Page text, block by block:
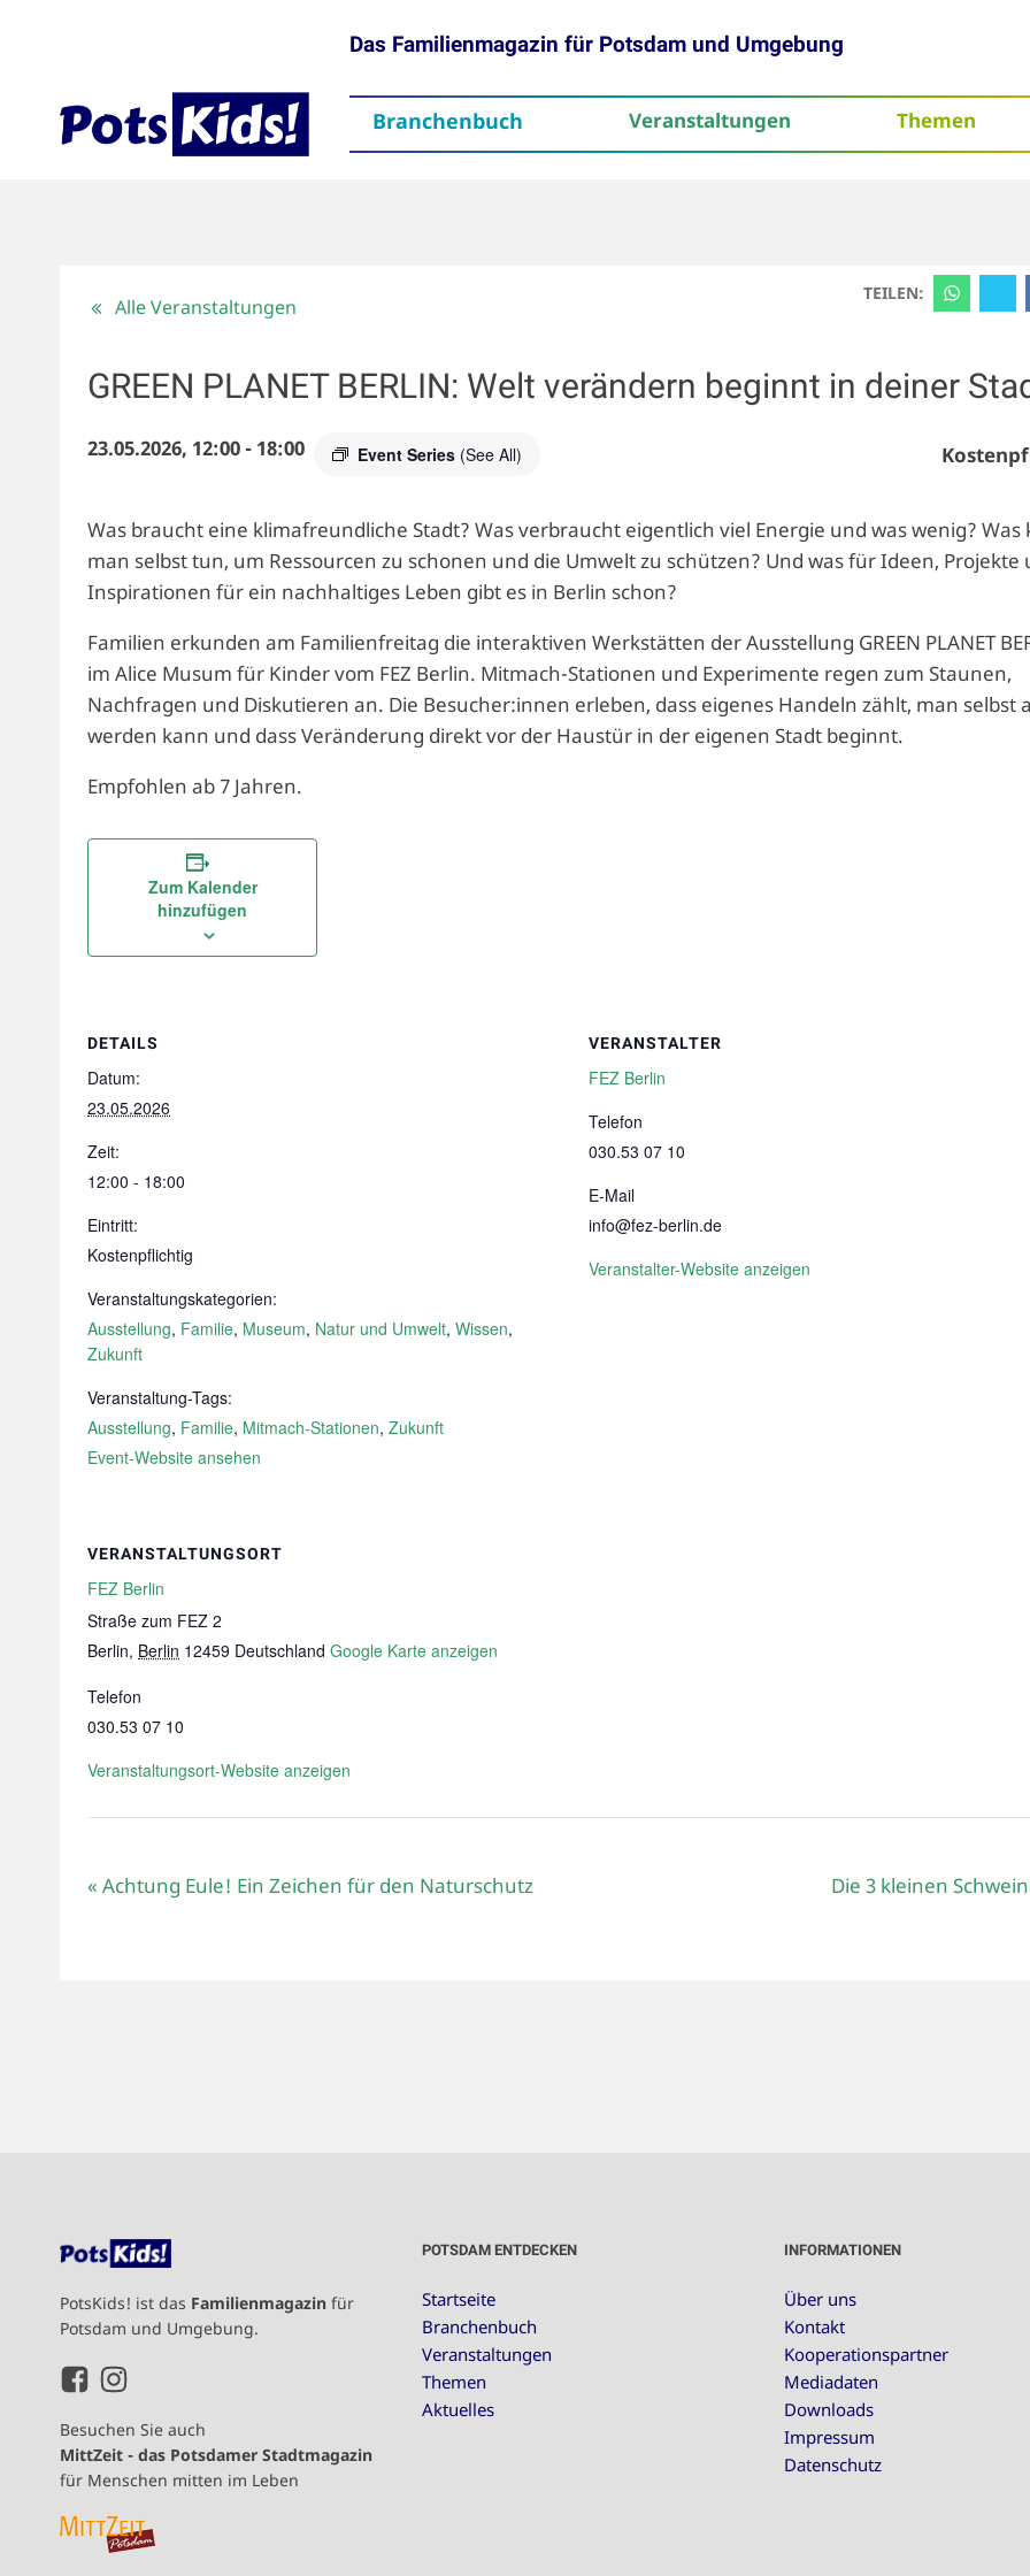
Das Familienmagazin für Potsdam und Umgebung
Branchenbuch Veranstaltungen Themen
TEILEN:
Alle Veranstaltungen
GREEN PLANET BERLIN: Welt verändern beginnt in deiner
23.05.2026, 12:00- 18:00 Event Series (See All)
Was braucht eine klimafreundliche Stadt? Was verbraucht eigentlich viel Energie und was wenig? Was
man selbst tun, um Ressourcen zu schonen und die Umwelt zu schützen? Und was für Ideen, Projekte
Inspirationen für ein nachhaltiges Leben gibt es in Berlin schon?
Familien erkunden am Familienfreitag die interaktiven Werkstätten der Ausstellung GREEN PLANET
im Alice Musum für Kinder vom FEZ Berlin. Mitmach-Stationen und Experimente regen zum Staunen,
Nachfragen und Diskutieren an. Die Besucher:innen erleben, dass eigenes Handeln zählt, man selbst
werden kann und dass Veränderung direkt vor der Haustür in der eigenen Stadt beginnt.
Empfohlen ab 7 Jahren.
Zum Kalender
hinzufügen
DETAILS
Datum:
23.05.2026
Zeit:
12:00 - 18:00
Eintritt:
Kostenpflichtig
Veranstaltungskategorien:
Ausstellung, Familie, Museum, Natur und Umwelt, Wissen,
Zukunft
Veranstaltung-Tags:
Ausstellung, Familie, Mitmach-Stationen, Zukunft
Event-Website ansehen
VERANSTALTER
FEZ Berlin
Telefon
030.53 07 10
E-Mail
info@fez-berlin.de
Veranstalter-Website anzeigen
VERANSTALTUNGSORT
FEZ Berlin
Straße zum FEZ 2
Berlin, Berlin 12459 Deutschland Google Karte anzeigen
Telefon
030.53 07 10
Veranstaltungsort-Website anzeigen
« Achtung Eule! Ein Zeichen für den Naturschutz Die 3 kleinen
PotsKids! ist das Familienmagazin für
Potsdam und Umgebung.
Besuchen Sie auch
MittZeit - das Potsdamer Stadtmagazin
für Menschen mitten im Leben
POTSDAM ENTDECKEN
Startseite
Branchenbuch
Veranstaltungen
Themen
Aktuelles
INFORMATIONEN
Über uns
Kontakt
Kooperationspartner
Mediadaten
Downloads
Impressum
Datenschutz
ThemenAktuelles